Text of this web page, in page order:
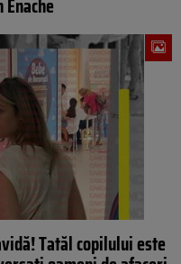
Tatăl copilului este